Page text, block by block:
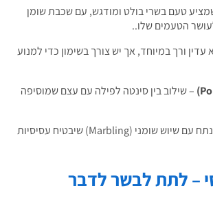
בשרי בולט ומודגש, עם שכבת שומן
שלו..
במיוחד, אך יש צורך בשימון כדי למנוע
בין סינטה לפילה עם עצם שמוסיפה
חפשו נתח עם שיוש שומני (Marbling) שיבטיח עסיסיות
לבשר לדבר